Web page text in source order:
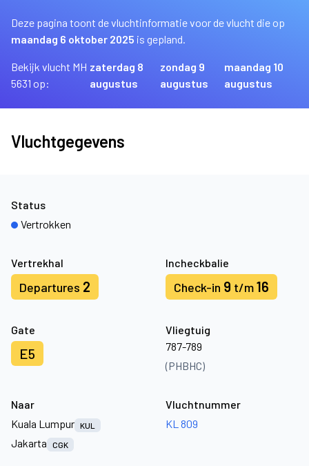
Deze pagina toont de vluchtinformatie voor de vlucht die op
maandag 6 oktober 2025 is gepland.
Bekijk vlucht MH
5631 op:
zaterdag 8
augustus
zondag 9
augustus
maandag 10
augustus
Vluchtgegevens
Vertrekhal
Departures 2
Incheckbalie
Check-in 9 t/m16
Gate
E5
Vliegtuig
787-789
(PHBHC)
Status
Vertrokken
Naar
Kuala Lumpur KUL
Jakarta CGK
Vluchtnummer
KL 809